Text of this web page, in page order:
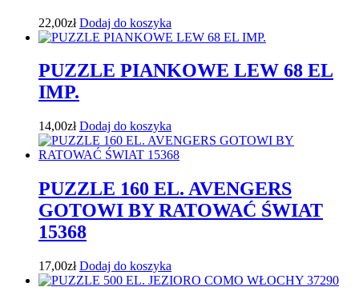
22,00zł Dodaj do koszyka
PUZZLE PIANKOWE LEW 68 EL
IMP.
14,00zł Dodaj do koszyka
PUZZLE 160 EL. AVENGERS
GOTOWI BY RATOWAĆ ŚWIAT
15368
17,00zł Dodaj do koszyka